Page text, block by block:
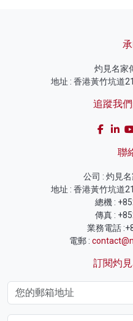
灼見名家
地址 : 香港黃竹坑道
追蹤我
聯
公司 : 灼見
地址 : 香港黃竹坑道
總機 :
傳真 :
業務電話
電郵 :
訂閱灼